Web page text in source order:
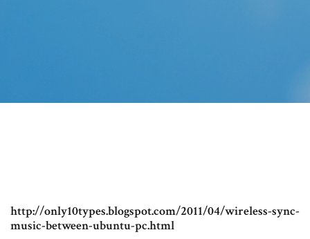
http://only10types.blogspot.com/2011/04/wireless-sync-
music-between-ubuntu-pc.html